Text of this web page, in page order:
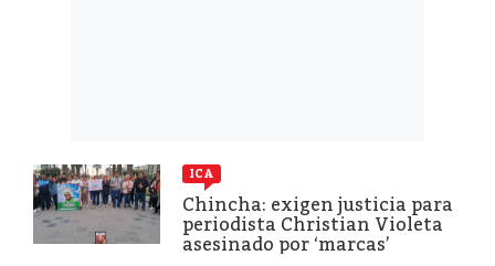
ICA
Chincha: exigen justicia para
periodista Christian Violeta
asesinado por ‘marcas’